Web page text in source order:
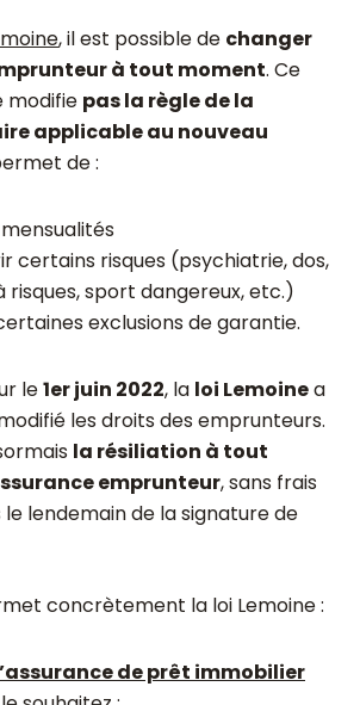
, il est possible de changer
à tout moment. Ce
modifie pas la règle de la
applicable au nouveau
de :
certains risques (psychiatrie, dos,
risques, sport dangereux, etc.)
exclusions de garantie.
le1er juin 2022, la loi Lemoinea
les droits des emprunteurs.
la résiliation à tout
emprunteur, sans frais
le lendemain de la signature de
concrètement la loi Lemoine :
de prêt immobilier